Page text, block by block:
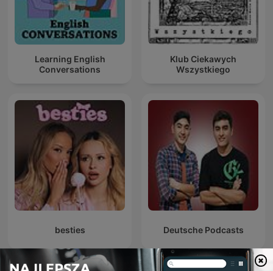
Learning English
Conversations
Klub Ciekawych
Wszystkiego
besties Deutsche Podcasts